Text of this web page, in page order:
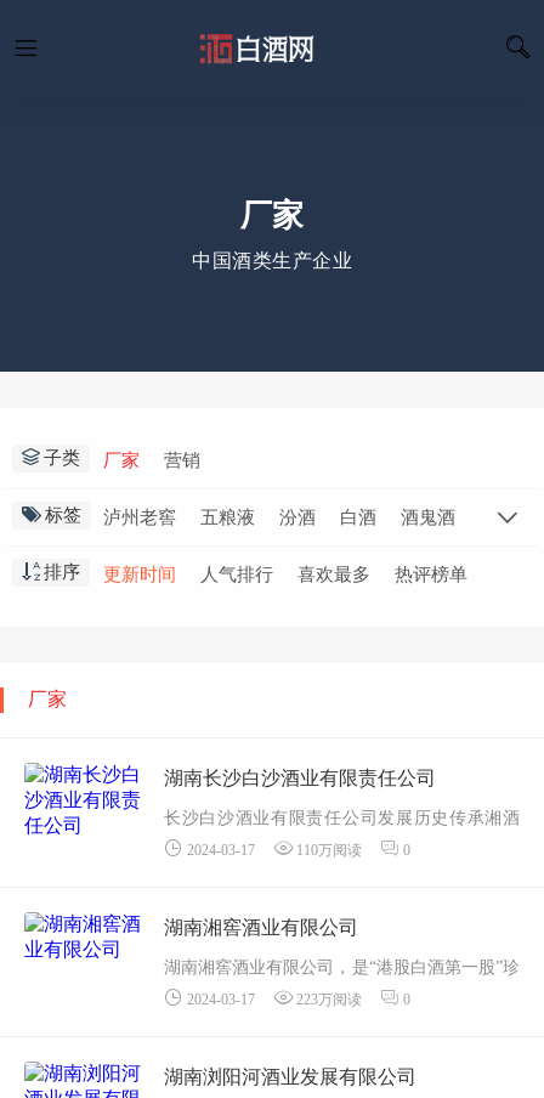
厂家
中国酒类生产企业
子类 厂家 营销
标签 泸州老窖 五粮液 汾酒 白酒
酒鬼酒
郎牌特曲
扳倒井 飞天茅台
梦之蓝
排序 更新时间 人气排行 喜欢最多 热评榜单
厂家
湖南长沙白沙酒业有限责任公司
长沙白沙酒业有限责任公司发展历史传承湘酒
文化，打造百年品牌长沙地区酿酒历史悠久，
惯。在清代、民国时期，溁湾镇是湘中水陆要
冲，岳麓...
2024-03-17 110万阅读 0
湖南湘窖酒业有限公司
湖南湘窖酒业有限公司，是“港股白酒第一股”珍
酒李渡集团重要组成部分（港股代码：6979.H
立的邵阳市酒厂，旗下拥有 “湘窖&...
2024-03-17 223万阅读 0
湖南浏阳河酒业发展有限公司